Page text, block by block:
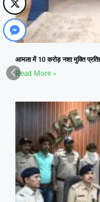
आमला में 10 करोड़ नशा मुक्ति
Read More »